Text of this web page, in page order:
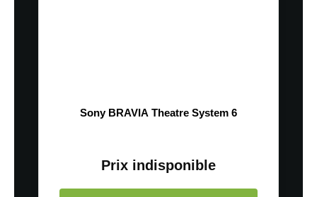
Sony BRAVIA Theatre System 6
Prix indisponible